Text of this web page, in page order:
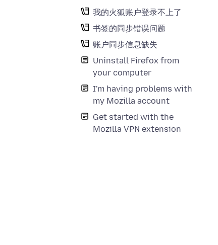
我的火狐账户登录不上了
书签的同步错误问题
账户同步信息缺失
Uninstall Firefox from
your computer
I'm having problems with
my Mozilla account
Get started with the
Mozilla VPN extension